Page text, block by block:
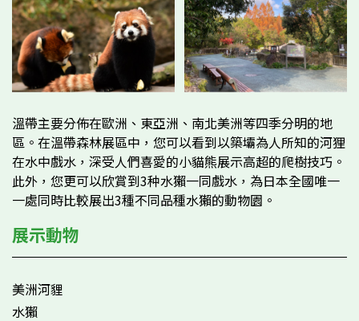
溫帶主要分佈在歐洲、東亞洲、南北美洲等四季分明的地
區。在溫帶森林展區中，您可以看到以築壩為人所知的河狸
在水中戲水，深受人們喜愛的小貓熊展示高超的爬樹技巧。
此外，您更可以欣賞到3种水獺一同戲水，為日本全國唯一
一處同時比較展出3種不同品種水獺的動物園。
展示動物
美洲河貍
水獺